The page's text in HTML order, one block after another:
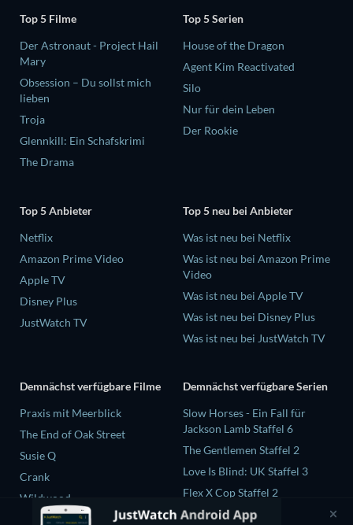
Top 5 Filme
Der Astronaut - Project Hail
Mary
Obsession – Du sollst mich
lieben
Troja
Glennkill: Ein Schafskrimi
The Drama
Top 5 Serien
House of the Dragon
Agent Kim Reactivated
Silo
Nur für dein Leben
Der Rookie
Top 5 Anbieter
Netflix
Amazon Prime Video
Apple TV
Disney Plus
JustWatch TV
Top 5 neu bei Anbieter
Was ist neu bei Netflix
Was ist neu bei Amazon Prime
Video
Was ist neu bei Apple TV
Was ist neu bei Disney Plus
Was ist neu bei JustWatch TV
Demnächst verfügbare Filme
Praxis mit Meerblick
The End of Oak Street
Susie Q
Crank
Wildwood
Demnächst verfügbare Serien
Slow Horses - Ein Fall für
Jackson Lamb Staffel 6
The Gentlemen Staffel 2
Love Is Blind: UK Staffel 3
Flex X Cop Staffel 2
The Chosen in the Wild with